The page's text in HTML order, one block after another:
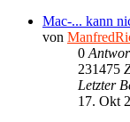
Mac-... kann
von
0
231475
Letzter
17. Okt